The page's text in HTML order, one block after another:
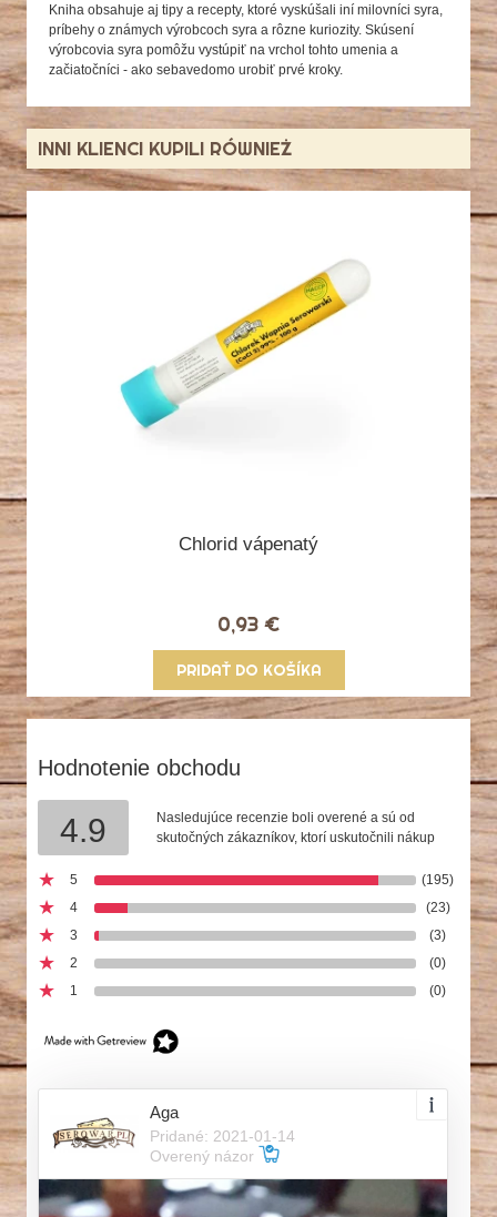
Kniha obsahuje aj tipy a recepty, ktoré vyskúšali iní milovníci syra,
príbehy o známych výrobcoch syra a rôzne kuriozity. Skúsení
výrobcovia syra pomôžu vystúpiť na vrchol tohto umenia a
začiatočníci - ako sebavedomo urobiť prvé kroky.
INNI KLIENCI KUPILI RÓWNIEŻ
Chlorid vápenatý
0,93 €
PRIDAŤ DO KOŠÍKA
Hodnotenie obchodu
4.9
Nasledujúce recenzie boli overené a sú od
skutočných zákazníkov, ktorí uskutočnili nákup
5
(195)
4
(23)
3
(3)
2
(0)
1
(0)
Aga
Pridané: 2021-01-14
Overený názor